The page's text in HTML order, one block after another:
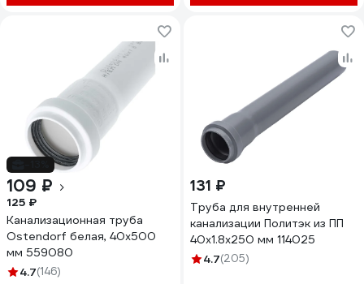
109 ₽
125 ₽
Канализационная труба
Ostendorf белая, 40x500
мм 559080
4.7(146)
131 ₽
Труба для внутренней
канализации Политэк из ПП
40х1.8х250 мм 114025
4.7(205)